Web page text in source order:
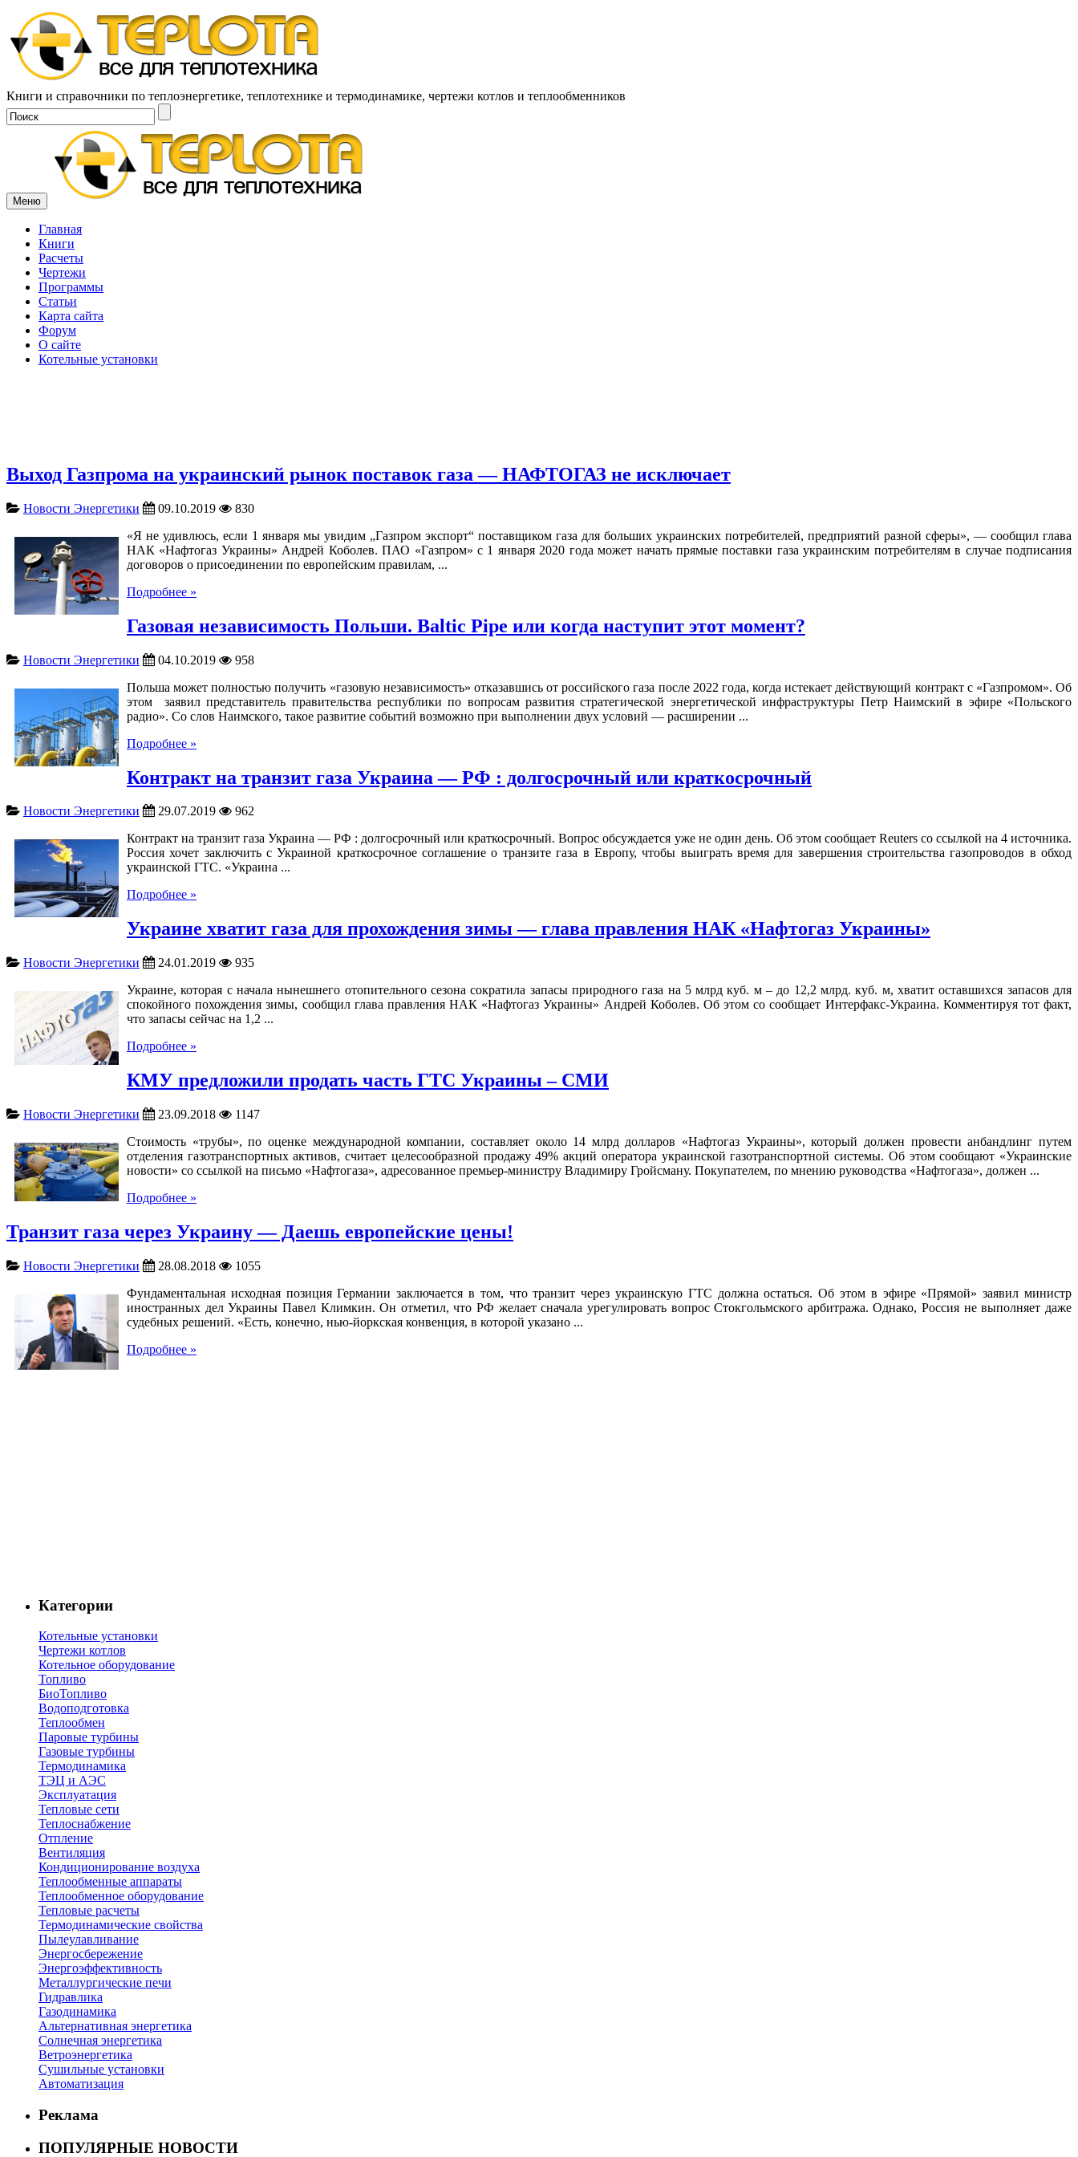
Книги и справочники по теплоэнергетике, теплотехнике и термодинамике, чертежи котлов и теплообменников
Меню
Главная
Книги
Расчеты
Чертежи
Программы
Статьи
Карта сайта
Форум
О сайте
Котельные установки
Выход Газпрома на украинский рынок поставок газа — НАФТОГАЗ не исключает
Новости Энергетики 09.10.2019
830
«Я не удивлюсь, если 1 января мы увидим „Газпром экспорт“ поставщиком газа для больших украинских потребителей, предприятий разной сферы», — сообщил глава
НАК «Нафтогаз Украины» Андрей Коболев. ПАО «Газпром» с 1 января 2020 года может начать прямые поставки газа украинским потребителям в случае подписания
договоров о присоединении по европейским правилам, ...
Подробнее »
Газовая независимость Польши. Baltic Pipe или когда наступит этот момент?
Новости Энергетики 04.10.2019
958
Польша может полностью получить «газовую независимость» отказавшись от российского газа после 2022 года, когда истекает действующий контракт с «Газпромом». Об
этом заявил представитель правительства республики по вопросам развития стратегической энергетической инфраструктуры Петр Наимский в эфире «Польского
радио». Со слов Наимского, такое развитие событий возможно при выполнении двух условий — расширении ...
Подробнее »
Контракт на транзит газа Украина — РФ : долгосрочный или краткосрочный
Новости Энергетики 29.07.2019
962
Контракт на транзит газа Украина — РФ : долгосрочный или краткосрочный. Вопрос обсуждается уже не один день. Об этом сообщает Reuters со ссылкой на 4 источника.
Россия хочет заключить с Украиной краткосрочное соглашение о транзите газа в Европу, чтобы выиграть время для завершения строительства газопроводов в обход
украинской ГТС. «Украина ...
Подробнее »
Украине хватит газа для прохождения зимы — глава правления НАК «Нафтогаз Украины»
Новости Энергетики 24.01.2019
935
Украине, которая с начала нынешнего отопительного сезона сократила запасы природного газа на 5 млрд куб. м – до 12,2 млрд. куб. м, хватит оставшихся запасов для
спокойного похождения зимы, сообщил глава правления НАК «Нафтогаз Украины» Андрей Коболев. Об этом со сообщает Интерфакс-Украина. Комментируя тот факт,
что запасы сейчас на 1,2 ...
Подробнее »
КМУ предложили продать часть ГТС Украины – СМИ
Новости Энергетики 23.09.2018
1147
Стоимость «трубы», по оценке международной компании, составляет около 14 млрд долларов «Нафтогаз Украины», который должен провести анбандлинг путем
отделения газотранспортных активов, считает целесообразной продажу 49% акций оператора украинской газотранспортной системы. Об этом сообщают «Украинские
новости» со ссылкой на письмо «Нафтогаза», адресованное премьер-министру Владимиру Гройсману. Покупателем, по мнению руководства «Нафтогаза», должен ...
Подробнее »
Транзит газа через Украину — Даешь европейские цены!
Новости Энергетики 28.08.2018
1055
Фундаментальная исходная позиция Германии заключается в том, что транзит через украинскую ГТС должна остаться. Об этом в эфире «Прямой» заявил министр
иностранных дел Украины Павел Климкин. Он отметил, что РФ желает сначала урегулировать вопрос Стокгольмского арбитража. Однако, Россия не выполняет даже
судебных решений. «Есть, конечно, нью-йоркская конвенция, в которой указано ...
Подробнее »
Категории
Котельные установки
Чертежи котлов
Котельное оборудование
Топливо
БиоТопливо
Водоподготовка
Теплообмен
Паровые турбины
Газовые турбины
Термодинамика
ТЭЦ и АЭС
Эксплуатация
Тепловые сети
Теплоснабжение
Отпление
Вентиляция
Кондиционирование воздуха
Теплообменные аппараты
Теплообменное оборудование
Тепловые расчеты
Термодинамические свойства
Пылеулавливание
Энергосбережение
Энергоэффективность
Металлургические печи
Гидравлика
Газодинамика
Альтернативная энергетика
Солнечная энергетика
Ветроэнергетика
Сушильные установки
Автоматизация
Реклама
ПОПУЛЯРНЫЕ НОВОСТИ